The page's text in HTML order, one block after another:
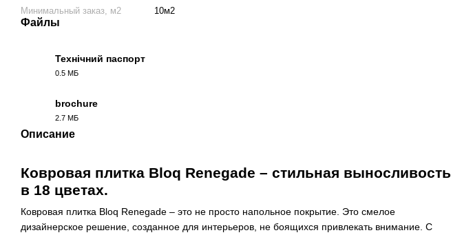
Минимальный заказ, м2
10м2
Файлы
Технічний паспорт
0.5 МБ
brochure
2.7 МБ
Описание
Ковровая плитка Bloq Renegade – стильная выносливость
в 18 цветах.
Ковровая плитка Bloq Renegade – это не просто напольное покрытие. Это смелое
дизайнерское решение, созданное для интерьеров, не боящихся привлекать внимание. С